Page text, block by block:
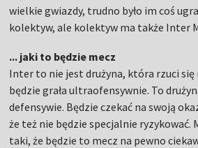
wielkie gwiazdy, trudno było im coś
kolektyw, ale kolektyw ma także Inter
... jaki to będzie mecz
Inter to nie jest drużyna, która rzuci
będzie grała ultraofensywnie. To
defensywie. Będzie czekać na swoją
że też nie będzie specjalnie
taki, że będzie to mecz na pewno